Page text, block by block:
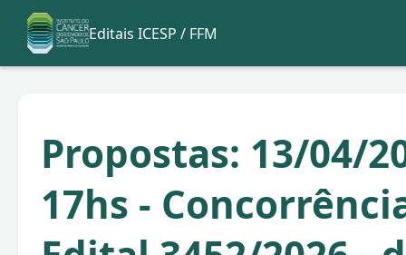
Editais ICESP / FFM
Propostas: 13/04/
17hs -